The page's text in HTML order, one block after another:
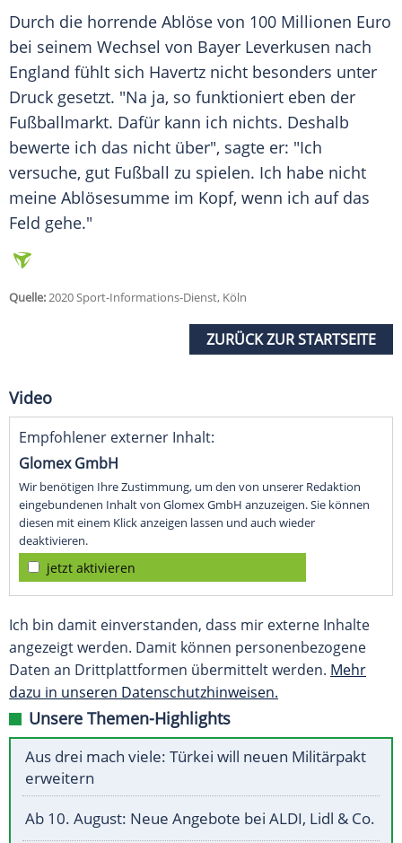
Durch die horrende Ablöse von 100 Millionen Euro
bei seinem Wechsel von Bayer Leverkusen nach
England fühlt sich Havertz nicht besonders unter
Druck gesetzt. "Na ja, so funktioniert eben der
Fußballmarkt. Dafür kann ich nichts. Deshalb
bewerte ich das nicht über", sagte er: "Ich
versuche, gut Fußball zu spielen. Ich habe nicht
meine Ablösesumme im Kopf, wenn ich auf das
Feld gehe."
Quelle:2020 Sport-Informations-Dienst, Köln
ZURÜCK ZUR STARTSEITE
Video
Empfohlener externer Inhalt:
Glomex GmbH
Wir benötigen Ihre Zustimmung, um den von unserer Redaktion
eingebundenen Inhalt von Glomex GmbH anzuzeigen. Sie können
diesen mit einem Klick anzeigen lassen und auch wieder
deaktivieren.
jetzt aktivieren
Ich bin damit einverstanden, dass mir externe Inhalte
angezeigt werden. Damit können personenbezogene
Daten an Drittplattformen übermittelt werden. Mehr
dazu in unseren Datenschutzhinweisen.
Unsere Themen-Highlights
Aus drei mach viele: Türkei will neuen Militärpakt
erweitern
Ab 10. August: Neue Angebote bei ALDI, Lidl & Co.